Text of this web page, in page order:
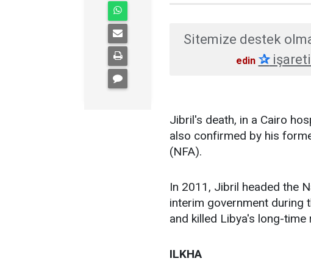
Sitemize destek
edin ✰
Jibril's death, in a Cairo
also confirmed by his
(NFA).
In 2011, Jibril headed the
interim government during
and killed Libya's long-
ILKHA